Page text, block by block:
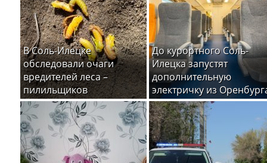
В Соль-Илецке
обследовали очаги
вредителей леса –
пилильщиков
До курортного Соль-
Илецка запустят
дополнительную
электричку из